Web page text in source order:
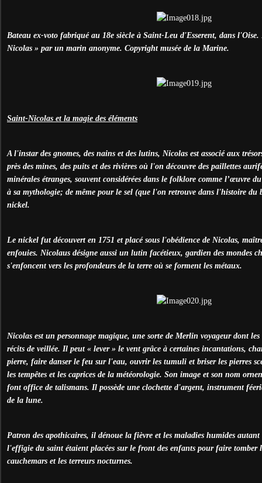
Bateau ex-voto fabriqué au 18e siècle à Saint-Leu d'Esserent, dans
Nicolas » par un marin anonyme. Copyright musée de la Marine.
Saint-Nicolas et la magie des éléments
A l'instar des gnomes, des nains et des lutins, Nicolas est associé aux
près des mines, des puits et des rivières où l'on découvre des paillettes
minérales étranges, souvent considérées dans le folklore comme l’œuvre
à sa mythologie; de même pour le sel (que l'on retrouve dans l'histoire du
nickel.
Le nickel fut découvert en 1751 et placé sous l'obédience de Nicolas, maître
enfouies. Nicolaus désigne aussi un lutin facétieux, gardien des mondes
s'enfoncent vers les profondeurs de la terre où se forment les métaux.
Nicolas est un personnage magique, une sorte de Merlin voyageur dont
récits de veillée. Il peut « lever » le vent grâce à certaines incantations,
pierre, faire danser le feu sur l'eau, ouvrir les tumuli et briser les pierres
les tempêtes et les caprices de la météorologie. Son image et son nom
font office de talismans. Il possède une clochette d'argent, instrument
de la lune.
Patron des apothicaires, il dénoue la fièvre et les maladies humides
l'effigie du saint étaient placées sur le front des enfants pour faire tomber
cauchemars et les terreurs nocturnes.